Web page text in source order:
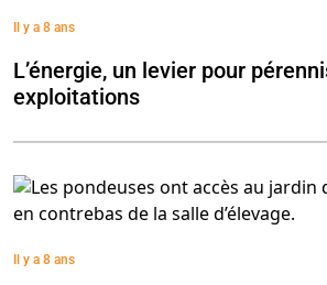
Il y a 8 ans
L’énergie, un levier pour
exploitations
Il y a 8 ans